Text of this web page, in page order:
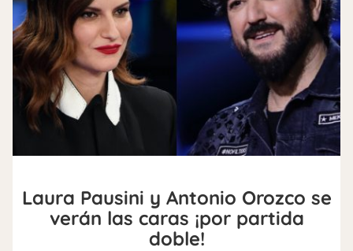
Laura Pausini y Antonio Orozco se
verán las caras ¡por partida
doble!